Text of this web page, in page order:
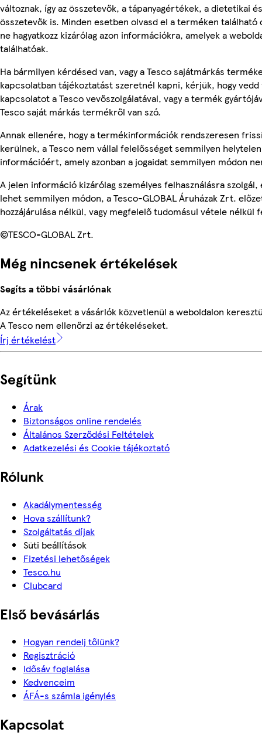
változnak, így az összetevők, a tápanyagértékek, a dietetikai
összetevők is. Minden esetben olvasd el a terméken található
ne hagyatkozz kizárólag azon információkra, amelyek a
találhatóak.
Ha bármilyen kérdésed van, vagy a Tesco sajátmárkás
kapcsolatban tájékoztatást szeretnél kapni, kérjük, hogy vedd
kapcsolatot a Tesco vevőszolgálatával, vagy a termék
Tesco saját márkás termékről van szó.
Annak ellenére, hogy a termékinformációk rendszeresen
kerülnek, a Tesco nem vállal felelősséget semmilyen helytelen
információért, amely azonban a jogaidat semmilyen módon
A jelen információ kizárólag személyes felhasználásra szolgál,
lehet semmilyen módon, a Tesco-GLOBAL Áruházak Zrt.
hozzájárulása nélkül, vagy megfelelő tudomásul vétele nélkül
©TESCO-GLOBAL Zrt.
Még nincsenek értékelések
Segíts a többi vásárlónak
Az értékeléseket a vásárlók közvetlenül a weboldalon
A Tesco nem ellenőrzi az értékeléseket.
Írj értékelést
Segítünk
Árak
Biztonságos online rendelés
Általános Szerződési Feltételek
Adatkezelési és Cookie tájékoztató
Rólunk
Akadálymentesség
Hova szállítunk?
Szolgáltatás díjak
Süti beállítások
Fizetési lehetőségek
Tesco.hu
Clubcard
Első bevásárlás
Hogyan rendelj tőlünk?
Regisztráció
Idősáv foglalása
Kedvenceim
ÁFÁ-s számla igénylés
Kapcsolat